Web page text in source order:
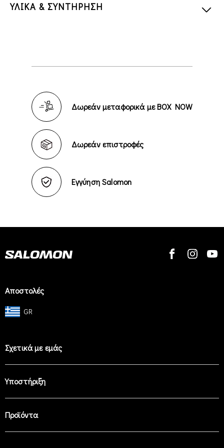
ΥΛΙΚΑ & ΣΥΝΤΗΡΗΣΗ
Δωρεάν μεταφορικά με BOX NOW
Δωρεάν επιστροφές
Εγγύηση Salomon
Αποστολές
GR
Σχετικά με εμάς
Υποστήριξη
Προϊόντα